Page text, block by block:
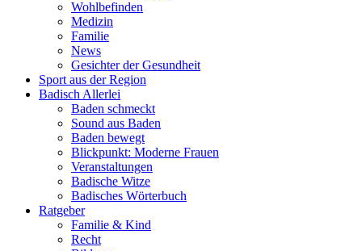
Wohlbefinden
Medizin
Familie
News
Gesichter der Gesundheit
Sport aus der Region
Badisch Allerlei
Baden schmeckt
Sound aus Baden
Baden bewegt
Blickpunkt: Moderne Frauen
Veranstaltungen
Badische Witze
Badisches Wörterbuch
Ratgeber
Familie & Kind
Recht